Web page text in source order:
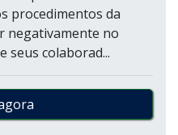
procedimentos da
negativamente no
seus colaborad...